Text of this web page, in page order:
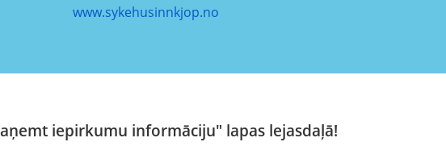
www.sykehusinnkjop.no
iepirkumu informāciju" lapas lejasdaļā!